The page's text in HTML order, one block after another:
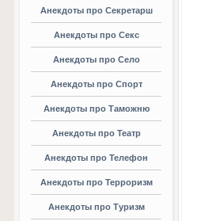
Анекдоты про Секретарш
Анекдоты про Секс
Анекдоты про Село
Анекдоты про Спорт
Анекдоты про Таможню
Анекдоты про Театр
Анекдоты про Телефон
Анекдоты про Терроризм
Анекдоты про Туризм